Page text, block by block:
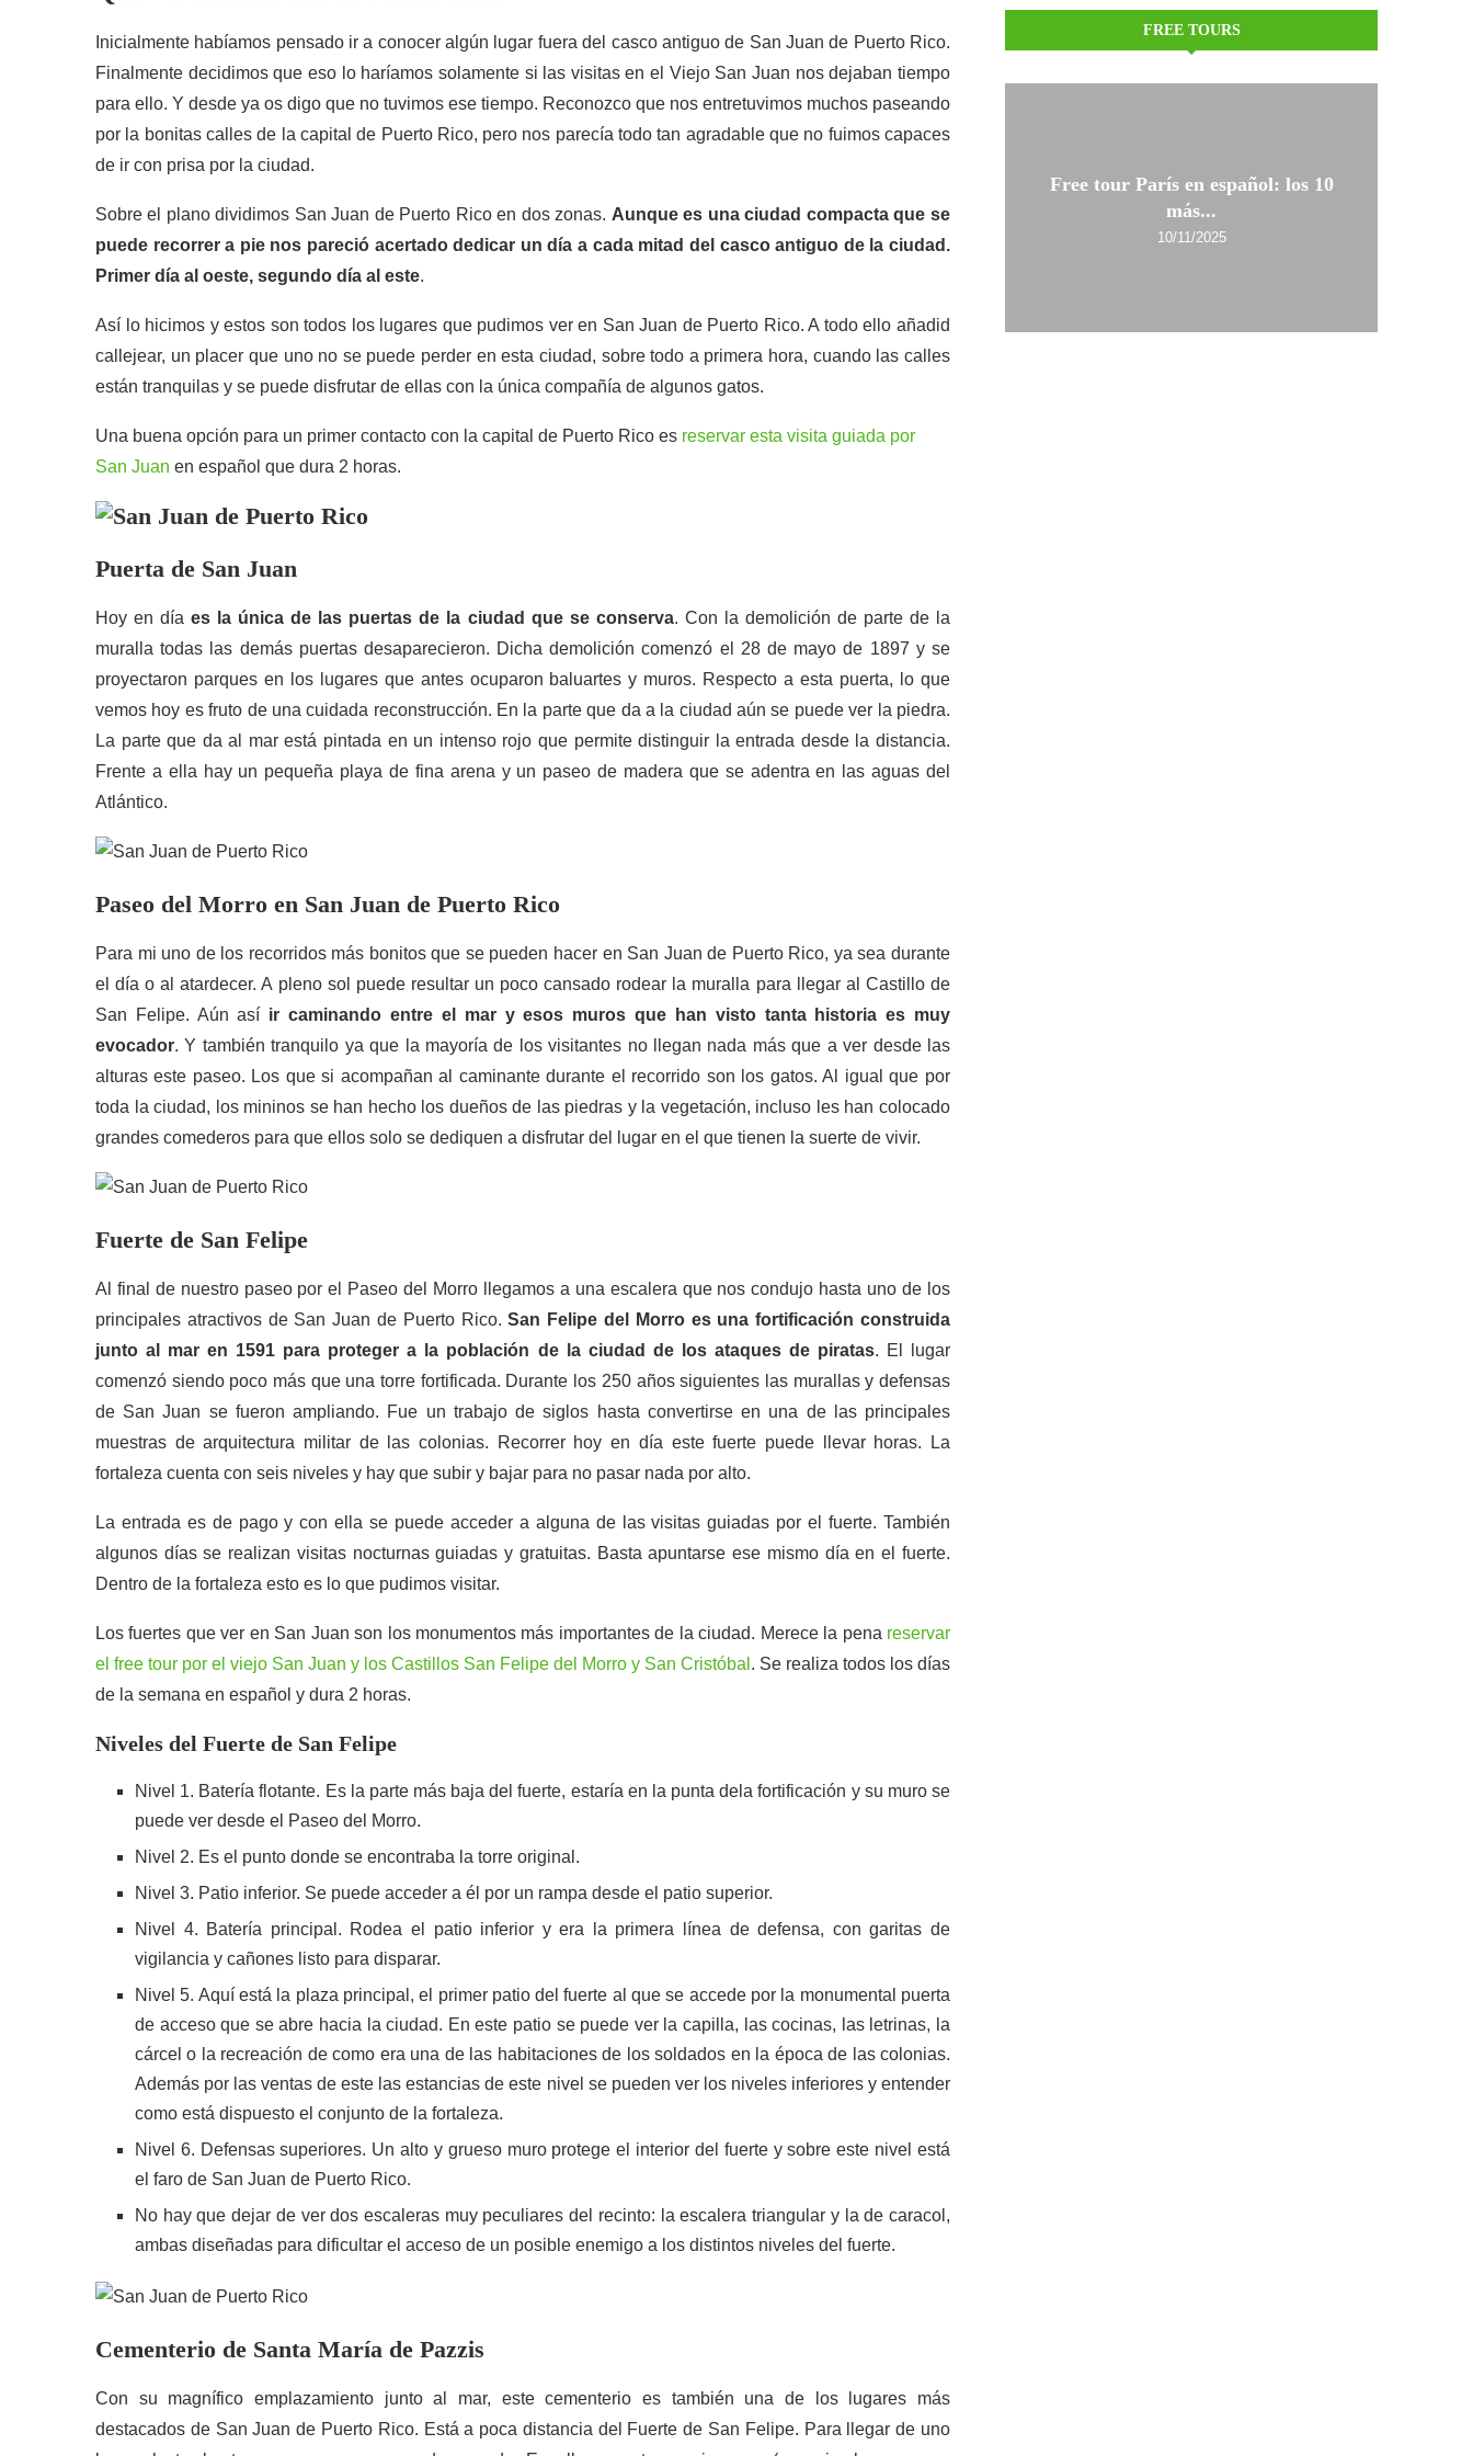
Inicialmente habíamos pensado ir a conocer algún lugar fuera del casco antiguo de San Juan de Puerto Rico.
Finalmente decidimos que eso lo haríamos solamente si las visitas en el Viejo San Juan nos dejaban tiempo
para ello. Y desde ya os digo que no tuvimos ese tiempo. Reconozco que nos entretuvimos muchos paseando
por la bonitas calles de la capital de Puerto Rico, pero nos parecía todo tan agradable que no fuimos capaces
de ir con prisa por la ciudad.
Sobre el plano dividimos San Juan de Puerto Rico en dos zonas. Aunque es una ciudad compacta que se
puede recorrer a pie nos pareció acertado dedicar un día a cada mitad del casco antiguo de la ciudad.
Primer día al oeste, segundo día al este.
Así lo hicimos y estos son todos los lugares que pudimos ver en San Juan de Puerto Rico. A todo ello añadid
callejear, un placer que uno no se puede perder en esta ciudad, sobre todo a primera hora, cuando las calles
están tranquilas y se puede disfrutar de ellas con la única compañía de algunos gatos.
Una buena opción para un primer contacto con la capital de Puerto Rico es reservar esta visita guiada por
San Juan en español que dura 2 horas.
Puerta de San Juan
Hoy en díaes la única de las puertas de la ciudad que se conserva. Con la demolición de parte de la
muralla todas las demás puertas desaparecieron. Dicha demolición comenzó el 28 de mayo de 1897 y se
proyectaron parques en los lugares que antes ocuparon baluartes y muros. Respecto a esta puerta, lo que
vemos hoy es fruto de una cuidada reconstrucción. En la parte que da a la ciudad aún se puede ver la piedra.
La parte que da al mar está pintada en un intenso rojo que permite distinguir la entrada desde la distancia.
Frente a ella hay un pequeña playa de fina arena y un paseo de madera que se adentra en las aguas del
Atlántico.
Paseo del Morro en San Juan de Puerto Rico
Para mi uno de los recorridos más bonitos que se pueden hacer en San Juan de Puerto Rico, ya sea durante
el día o al atardecer. A pleno sol puede resultar un poco cansado rodear la muralla para llegar al Castillo de
San Felipe. Aún así ir caminando entre el mar y esos muros que han visto tanta historia es muy
evocador. Y también tranquilo ya que la mayoría de los visitantes no llegan nada más que a ver desde las
alturas este paseo. Los que si acompañan al caminante durante el recorrido son los gatos. Al igual que por
toda la ciudad, los mininos se han hecho los dueños de las piedras y la vegetación, incluso les han colocado
grandes comederos para que ellos solo se dediquen a disfrutar del lugar en el que tienen la suerte de vivir.
Fuerte de San Felipe
Al final de nuestro paseo por el Paseo del Morro llegamos a una escalera que nos condujo hasta uno de los
principales atractivos de San Juan de Puerto Rico.San Felipe del Morro es una fortificación construida
junto al mar en 1591 para proteger a la población de la ciudad de los ataques de piratas. El lugar
comenzó siendo poco más que una torre fortificada. Durante los 250 años siguientes las murallas y defensas
de San Juan se fueron ampliando. Fue un trabajo de siglos hasta convertirse en una de las principales
muestras de arquitectura militar de las colonias. Recorrer hoy en día este fuerte puede llevar horas. La
fortaleza cuenta con seis niveles y hay que subir y bajar para no pasar nada por alto.
La entrada es de pago y con ella se puede acceder a alguna de las visitas guiadas por el fuerte. También
algunos días se realizan visitas nocturnas guiadas y gratuitas. Basta apuntarse ese mismo día en el fuerte.
Dentro de la fortaleza esto es lo que pudimos visitar.
Los fuertes que ver en San Juan son los monumentos más importantes de la ciudad. Merece la pena reservar
el free tour por el viejo San Juan y los Castillos San Felipe del Morro y San Cristóbal . Se realiza todos los días
de la semana en español y dura 2 horas.
Niveles del Fuerte de San Felipe
Nivel 1. Batería flotante. Es la parte más baja del fuerte, estaría en la punta dela fortificación y su muro se
puede ver desde el Paseo del Morro.
Nivel 2. Es el punto donde se encontraba la torre original.
Nivel 3. Patio inferior. Se puede acceder a él por un rampa desde el patio superior.
Nivel 4. Batería principal. Rodea el patio inferior y era la primera línea de defensa, con garitas de
vigilancia y cañones listo para disparar.
Nivel 5. Aquí está la plaza principal, el primer patio del fuerte al que se accede por la monumental puerta
de acceso que se abre hacia la ciudad. En este patio se puede ver la capilla, las cocinas, las letrinas, la
cárcel o la recreación de como era una de las habitaciones de los soldados en la época de las colonias.
Además por las ventas de este las estancias de este nivel se pueden ver los niveles inferiores y entender
como está dispuesto el conjunto de la fortaleza.
Nivel 6. Defensas superiores. Un alto y grueso muro protege el interior del fuerte y sobre este nivel está
el faro de San Juan de Puerto Rico.
No hay que dejar de ver dos escaleras muy peculiares del recinto: la escalera triangular y la de caracol,
ambas diseñadas para dificultar el acceso de un posible enemigo a los distintos niveles del fuerte.
Cementerio de Santa María de Pazzis
Con su magnífico emplazamiento junto al mar, este cementerio es también una de los lugares más
destacados de San Juan de Puerto Rico. Está a poca distancia del Fuerte de San Felipe. Para llegar de uno
FREE TOURS
Free tour París en español: los 10
más...
10/11/2025